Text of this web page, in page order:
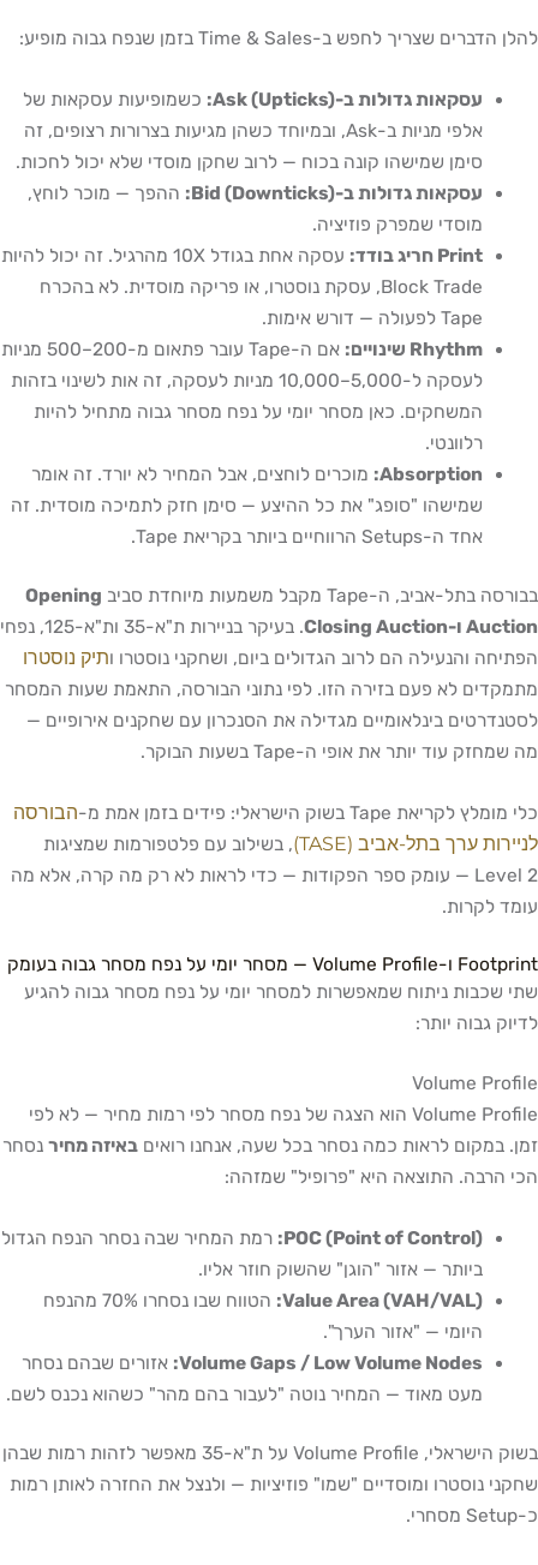
להלן הדברים שצריך לחפש ב-Time & Sales בזמן שנפח גבוה מופיע:
עסקאות גדולות ב-Ask (Upticks):
כשמופיעות עסקאות של
אלפי מניות ב-Ask, ובמיוחד כשהן מגיעות בצרורות רצופים, זה
סימן שמישהו קונה בכוח — לרוב שחקן מוסדי שלא יכול לחכות.
עסקאות גדולות ב-Bid (Downticks):
ההפך — מוכר לוחץ,
מוסדי שמפרק פוזיציה.
Print חריג בודד:
עסקה אחת בגודל 10X מהרגיל. זה יכול להיות
Block Trade, עסקת נוסטרו, או פריקה מוסדית. לא בהכרח
Tape לפעולה — דורש אימות.
Rhythm שינויים:
אם ה-Tape עובר פתאום מ-200–500 מניות
לעסקה ל-5,000–10,000 מניות לעסקה, זה אות לשינוי בזהות
המשחקים. כאן מסחר יומי על נפח מסחר גבוה מתחיל להיות
רלוונטי.
Absorption: מוכרים לוחצים, אבל המחיר לא יורד. זה אומר
שמישהו "סופג" את כל ההיצע — סימן חזק לתמיכה מוסדית. זה
אחד ה-Setups הרווחיים ביותר בקריאת Tape.
בבורסה בתל-אביב, ה-Tape מקבל משמעות מיוחדת סביב
Opening
Auction ו-Closing Auction
. בעיקר בניירות ת"א-35 ות"א-125, נפחי
הפתיחה והנעילה הם לרוב הגדולים ביום, ושחקני נוסטרו ותיק נוסטרו
מתמקדים לא פעם בזירה הזו. לפי נתוני הבורסה, התאמת שעות המסחר
לסטנדרטים בינלאומיים מגדילה את הסנכרון עם שחקנים אירופיים —
מה שמחזק עוד יותר את אופי ה-Tape בשעות הבוקר.
כלי מומלץ לקריאת Tape בשוק הישראלי: פידים בזמן אמת מ-
הבורסה
לניירות ערך בתל-אביב (TASE)
, בשילוב עם פלטפורמות שמציגות
Level 2 — עומק ספר הפקודות — כדי לראות לא רק מה קרה, אלא מה
עומד לקרות.
Footprint ו-Volume Profile — מסחר יומי על נפח מסחר גבוה בעומק
שתי שכבות ניתוח שמאפשרות למסחר יומי על נפח מסחר גבוה להגיע
לדיוק גבוה יותר:
Volume Profile
Volume Profile הוא הצגה של נפח מסחר לפי רמות מחיר — לא לפי
זמן. במקום לראות כמה נסחר בכל שעה, אנחנו רואים באיזה מחיר נסחר
הכי הרבה. התוצאה היא "פרופיל" שמזהה:
POC (Point of Control): רמת המחיר שבה נסחר הנפח הגדול
ביותר — אזור "הוגן" שהשוק חוזר אליו.
Value Area (VAH/VAL):
הטווח שבו נסחרו 70% מהנפח
היומי — "אזור הערך".
Volume Gaps / Low Volume Nodes: אזורים שבהם נסחר
מעט מאוד — המחיר נוטה "לעבור בהם מהר" כשהוא נכנס לשם.
בשוק הישראלי, Volume Profile על ת"א-35 מאפשר לזהות רמות שבהן
שחקני נוסטרו ומוסדיים "שמו" פוזיציות — ולנצל את החזרה לאותן רמות
כ-Setup מסחרי.